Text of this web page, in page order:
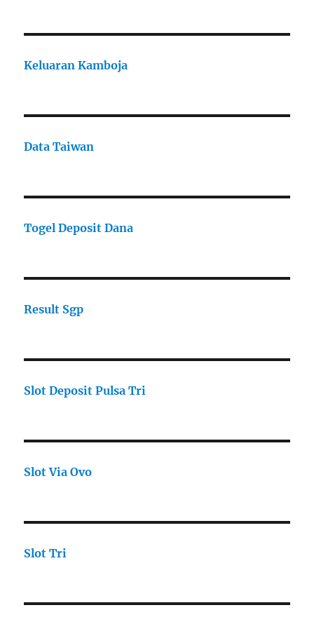
Keluaran Kamboja
Data Taiwan
Togel Deposit Dana
Result Sgp
Slot Deposit Pulsa Tri
Slot Via Ovo
Slot Tri